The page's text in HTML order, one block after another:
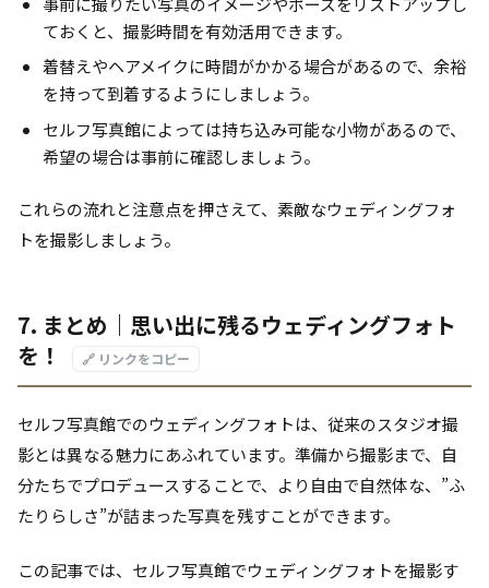
ておくと、撮影時間を有効活用できます。
着替えやヘアメイクに時間がかかる場合があるので、余裕
を持って到着するようにしましょう。
セルフ写真館によっては持ち込み可能な小物があるので、
希望の場合は事前に確認しましょう。
これらの流れと注意点を押さえて、素敵なウェディングフォ
トを撮影しましょう。
7. まとめ｜思い出に残るウェディングフォト
を！
🔗 リンクをコピー
セルフ写真館でのウェディングフォトは、従来のスタジオ撮
影とは異なる魅力にあふれています。準備から撮影まで、自
分たちでプロデュースすることで、より自由で自然体な、”ふ
たりらしさ”が詰まった写真を残すことができます。
この記事では、セルフ写真館でウェディングフォトを撮影す